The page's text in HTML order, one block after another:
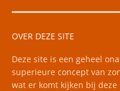
OVER DEZE SITE
Deze site is een geheel
superieure concept van
wat er komt kijken bij